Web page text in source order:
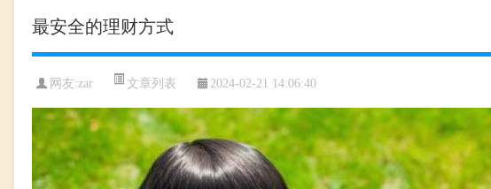
最安全的理财方式
网友:zar 文章列表 2024-02-21 14:06:40